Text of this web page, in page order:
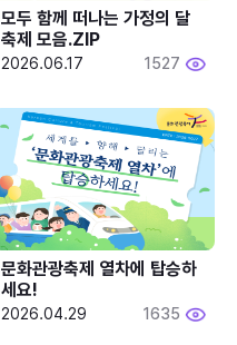
모두 함께 떠나는 가정의 달
축제 모음.ZIP
2026.06.17 1527
문화관광축제 열차에 탑승하
세요!
2026.04.29 1635